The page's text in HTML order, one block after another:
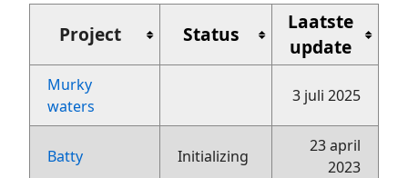
Project Status
Laatste
update
Murky
waters
3 juli 2025
Batty Initializing
23 april
2023